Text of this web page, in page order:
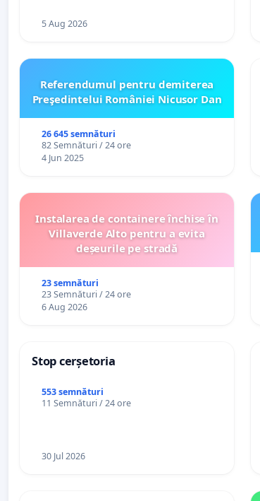
5 Aug 2026
Referendumul pentru demiterea
Preşedintelui României Nicusor Dan
26 645 semnături
82 Semnături / 24 ore
4 Jun 2025
Instalarea de containere închise în
Villaverde Alto pentru a evita
deșeurile pe stradă
23 semnături
23 Semnături / 24 ore
6 Aug 2026
Stop cerșetoria
553 semnături
11 Semnături / 24 ore
30 Jul 2026